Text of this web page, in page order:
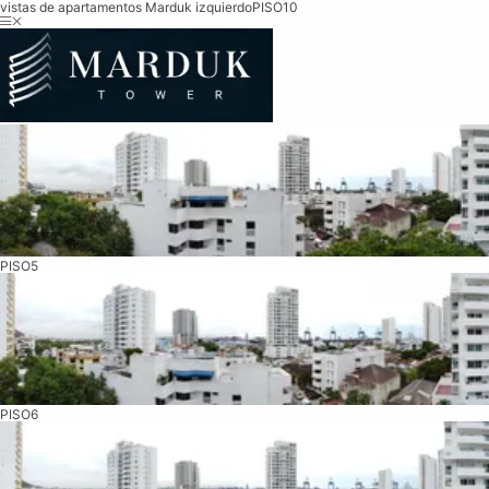
vistas de apartamentos Marduk izquierdoPISO10
PISO5
PISO6